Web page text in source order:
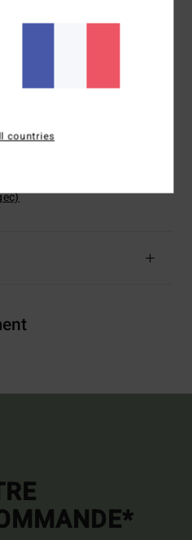
au niveau des fesses
91% polyester recyclé,
countries